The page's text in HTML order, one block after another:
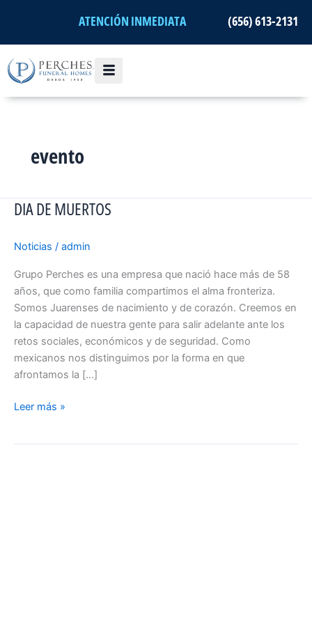
ATENCIÓN INMEDIATA (656) 613-2131
evento
DIA DE MUERTOS
Noticias / admin
Grupo Perches es una empresa que nació hace más de 58
años, que como familia compartimos el alma fronteriza.
Somos Juarenses de nacimiento y de corazón. Creemos en
la capacidad de nuestra gente para salir adelante ante los
retos sociales, económicos y de seguridad. Como
mexicanos nos distinguimos por la forma en que
afrontamos la […]
DIA
MUERTOS
Leer más »